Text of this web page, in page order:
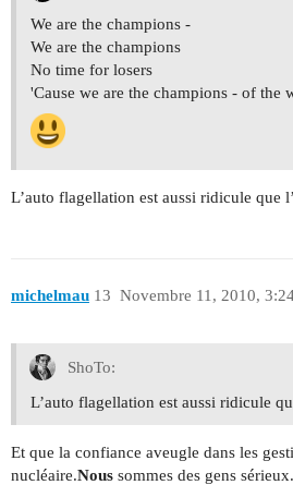
We are the champions -
We are the champions
No time for losers
'Cause we are the champions - of the
L’auto flagellation est aussi ridicule que
michelmau Novembre 11, 2010,
13
ShoTo:
L’auto flagellation est aussi ridicule
Et que la confiance aveugle dans les
nucléaire.Nous sommes des gens